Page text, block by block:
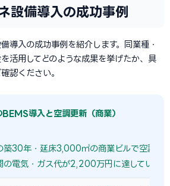
設備導入の成功事例
導入の成功事例を紹介します。同業種・
活用してどのような成果を挙げたか、具
認ください。
導入と空調更新（商業）
築30年・延床3,000㎡の商業ビルで空調設
の電気・ガス代が2,200万円に達していた。